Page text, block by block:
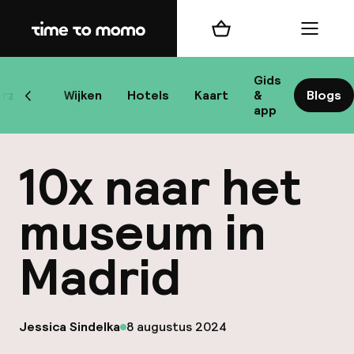
Home
Wijken Hotels Kaart
Gids
&
app
Blogs
Scroll naar links
Winkelmand Menu
10x naar het
museum in
Madrid
Gepubliceerd door
Jessica Sindelka op
8 augustus 2024